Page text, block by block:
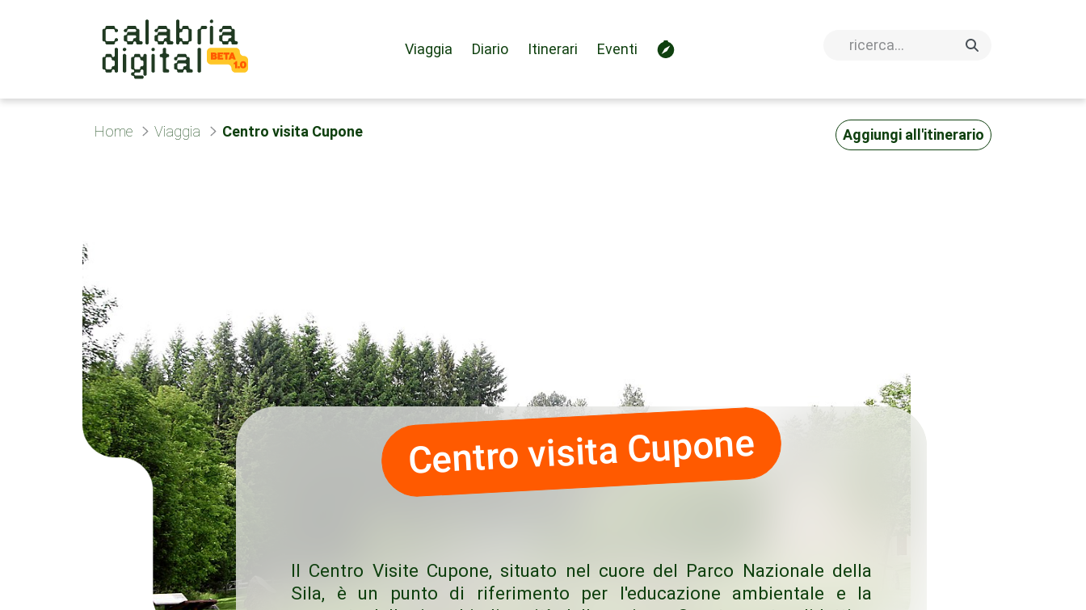
Viaggia Diario Itinerari Eventi
Home Viaggia Centro visita Cupone Aggiungi all'itinerario
Centro visita Cupone
Il Centro Visite Cupone, situato nel cuore del Parco Nazionale della
Sila, è un punto di riferimento per l'educazione ambientale e la